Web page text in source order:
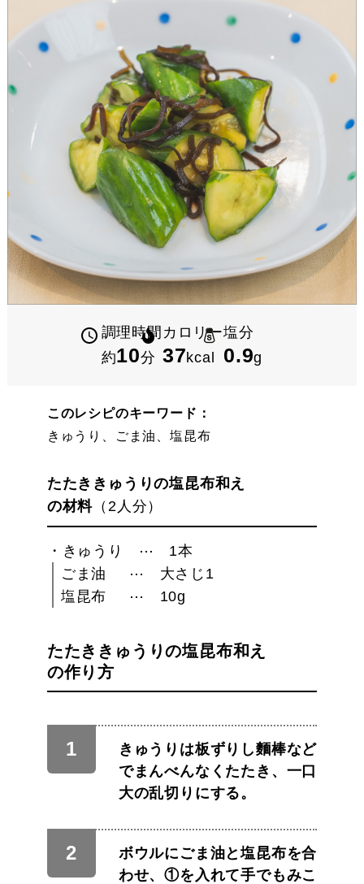
調理時間
約10分
カロリー
37kcal
塩分
0.9g
このレシピのキーワード：
きゅうり、ごま油、塩昆布
たたききゅうりの塩昆布和え
の材料 （2人分）
きゅうり
1本
ごま油
大さじ1
塩昆布
10g
たたききゅうりの塩昆布和え
の作り方
きゅうりは板ずりし麵棒など
でまんべんなくたたき、一口
大の乱切りにする。
ボウルにごま油と塩昆布を合
わせ、①を入れて手でもみこ